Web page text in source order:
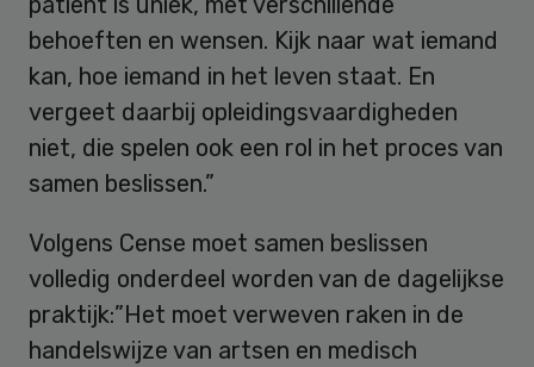
behoeften en wensen. Kijk naar wat iemand
kan, hoe iemand in het leven staat. En
vergeet daarbij opleidingsvaardigheden
niet, die spelen ook een rol in het proces van
samen beslissen.”
Volgens Cense moet samen beslissen
volledig onderdeel worden van de dagelijkse
praktijk:”Het moet verweven raken in de
handelswijze van artsen en medisch